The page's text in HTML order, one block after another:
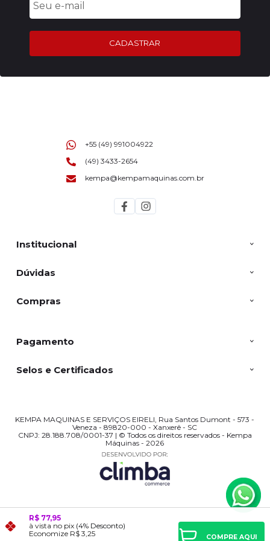
CADASTRAR
Institucional
Dúvidas
Compras
+55 (49) 991004922
(49) 3433-2654
kempa@kempamaquinas.com.br
Pagamento
Selos e Certificados
KEMPA MAQUINAS E SERVIÇOS EIRELI, Rua Santos Dumont - 573 -
Veneza - 89820-000 - Xanxerê - SC
CNPJ: 28.188.708/0001-37 | © Todos os direitos reservados - Kempa
Máquinas - 2026
R$ 77,95
à vista no pix (4% Desconto)
Economize R$ 3,25 COMPRE AQUI